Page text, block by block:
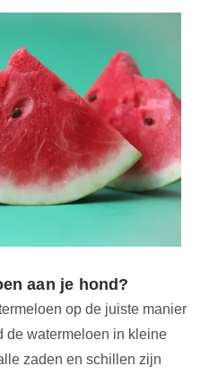
aan je hond?
op de juiste manier
de watermeloen in kleine
zaden en schillen zijn